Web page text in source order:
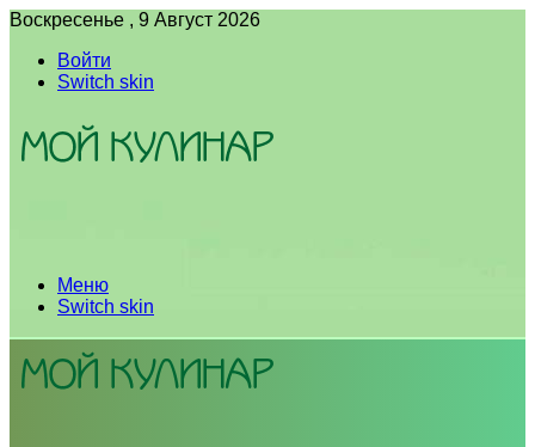
Воскресенье , 9 Август 2026
Войти
Switch skin
Меню
Switch skin